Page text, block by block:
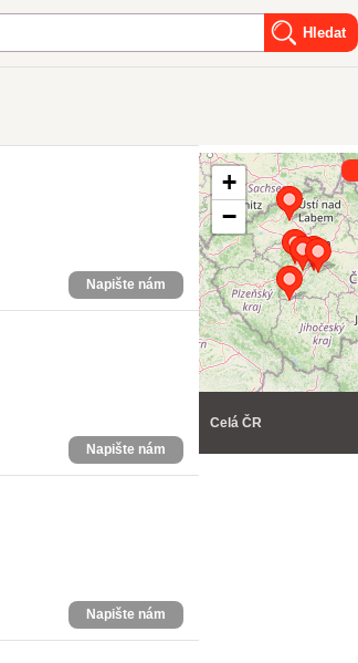
Napište nám
Napište nám
Napište nám
+
−
Celá ČR